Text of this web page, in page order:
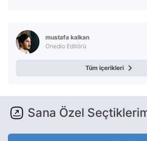
mustafa kalkan
Onedio Editörü
Tüm içerikleri
Sana Özel